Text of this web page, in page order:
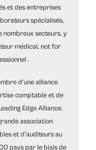
et des entreprises
spécialisés,
nombreux secteurs, y
médical, not for
.
d'une alliance
comptable et de
Edge Alliance.
association
et d'auditeurs au
pays par le biais de